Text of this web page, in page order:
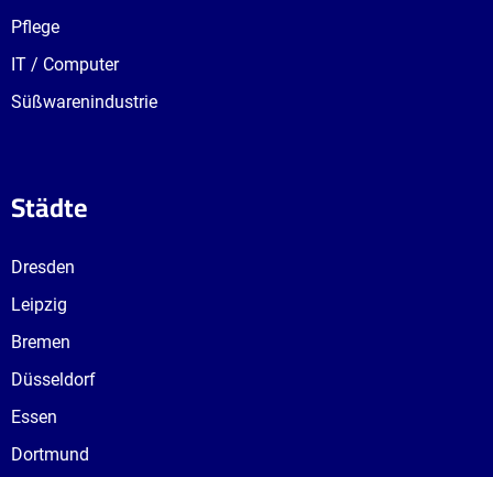
Pflege
IT / Computer
Süßwarenindustrie
Städte
Dresden
Leipzig
Bremen
Düsseldorf
Essen
Dortmund